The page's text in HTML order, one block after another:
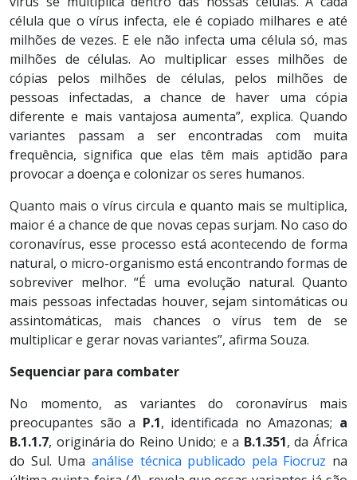
célula que o vírus infecta, ele é copiado milhares e até
milhões de vezes. E ele não infecta uma célula só, mas
milhões de células. Ao multiplicar esses milhões de
cópias pelos milhões de células, pelos milhões de
pessoas infectadas, a chance de haver uma cópia
diferente e mais vantajosa aumenta”, explica. Quando
variantes passam a ser encontradas com muita
frequência, significa que elas têm mais aptidão para
provocar a doença e colonizar os seres humanos.
Quanto mais o vírus circula e quanto mais se multiplica,
maior é a chance de que novas cepas surjam. No caso do
coronavírus, esse processo está acontecendo de forma
natural, o micro-organismo está encontrando formas de
sobreviver melhor. “É uma evolução natural. Quanto
mais pessoas infectadas houver, sejam sintomáticas ou
assintomáticas, mais chances o vírus tem de se
multiplicar e gerar novas variantes”, afirma Souza.
Sequenciar para combater
No momento, as variantes do coronavírus mais
preocupantes são a P.1, identificada no Amazonas; a
B.1.1.7, originária do Reino Unido; e a B.1.351, da África
do Sul. Uma análise técnica publicado pela Fiocruz na